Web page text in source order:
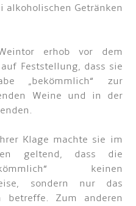
alkoholischen Getränken
erhob vor dem
Feststellung, dass sie
„bekömmlich“ zur
Weine und in der
Klage machte sie im
geltend, dass die
keinen
sondern nur das
betreffe. Zum anderen